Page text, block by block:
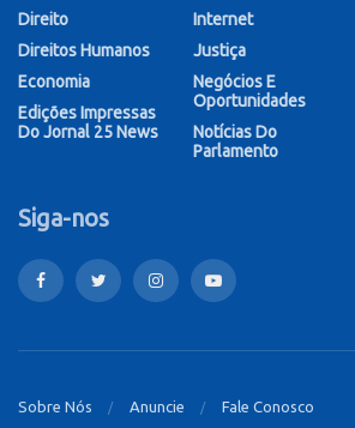
Direito
Direitos Humanos
Economia
Edições Impressas
Do Jornal 25 News
Internet
Justiça
Negócios E
Oportunidades
Notícias Do
Parlamento
Siga-nos
Sobre Nós Anuncie Fale Conosco